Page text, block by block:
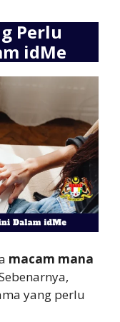
Perlu
idMe
macam mana
yang perlu